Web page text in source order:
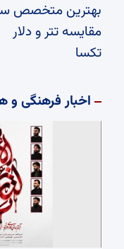
بهترین متخصص
مقایسه تتر و دلار
تکسا
اخبار فرهنگی و